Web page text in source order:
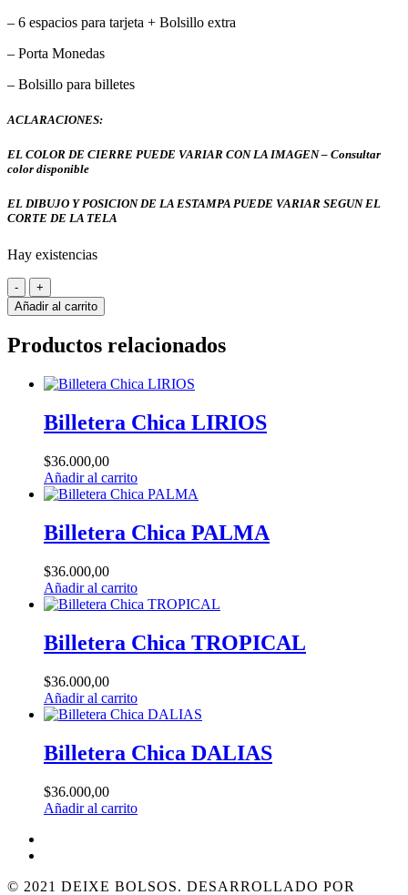
– 6 espacios para tarjeta + Bolsillo extra
– Porta Monedas
– Bolsillo para billetes
ACLARACIONES:
EL COLOR DE CIERRE PUEDE VARIAR CON LA IMAGEN – Consultar
color disponible
EL DIBUJO Y POSICION DE LA ESTAMPA PUEDE VARIAR SEGUN EL
CORTE DE LA TELA
Hay existencias
Billetera
Chica
NANDINA
cantidad
Añadir al carrito
Productos relacionados
Billetera Chica LIRIOS
$36.000,00
Añadir al carrito
Billetera Chica PALMA
$36.000,00
Añadir al carrito
Billetera Chica TROPICAL
$36.000,00
Añadir al carrito
Billetera Chica DALIAS
$36.000,00
Añadir al carrito
© 2021 DEIXE BOLSOS. DESARROLLADO POR